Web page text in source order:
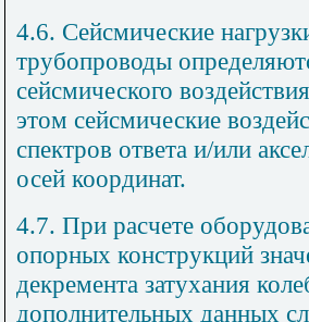
4.6. Сейсмические
трубопроводы
сейсмического
этом сейсмические
спектров ответа и/или
осей координат.
4.7. При расчете
опорных конструкций
декремента затухания
дополнительных данных